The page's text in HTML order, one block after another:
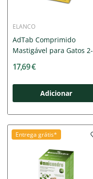
ELANCO
AdTab Comprimido
Mastigável para Gatos 2-
17,69 €
Adicionar
Entrega grátis*